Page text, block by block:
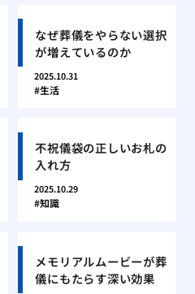
なぜ葬儀をやらない選択
が増えているのか
2025.10.31
生活
不祝儀袋の正しいお札の
入れ方
2025.10.29
知識
メモリアルムービーが葬
儀にもたらす深い効果